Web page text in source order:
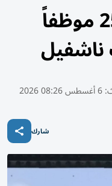
تيك توك تسرح 250 موظفاً
ناشفيل
6 أغسطس 08:26 2026
شارك